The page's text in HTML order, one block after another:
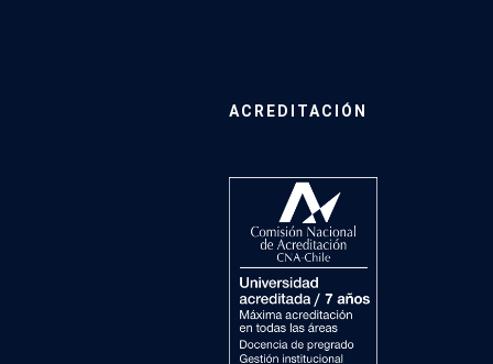
ACREDITACIÓN